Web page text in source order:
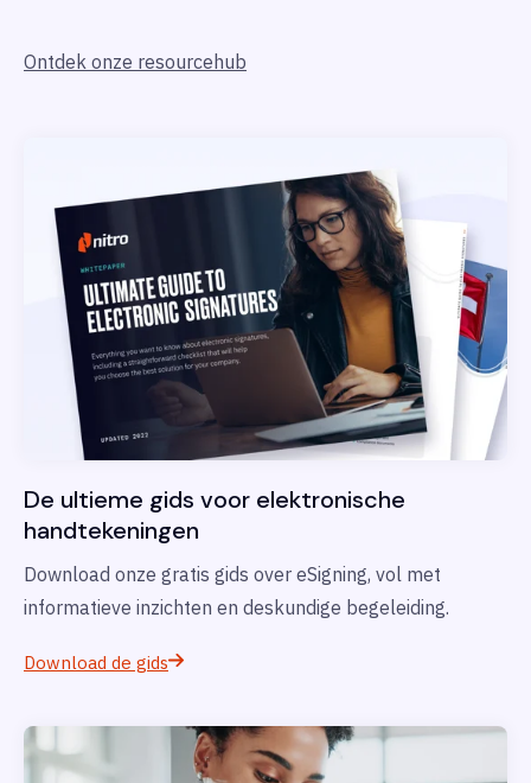
Ontdek onze resourcehub
De ultieme gids voor elektronische
handtekeningen
Download onze gratis gids over eSigning, vol met
informatieve inzichten en deskundige begeleiding.
Download de gids